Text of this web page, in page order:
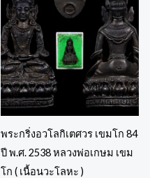
พระกริ่งอวโลกิเตศวร เขมโก 84
ปี พ.ศ. 2538 หลวงพ่อเกษม เขม
โก ( เนื้อนวะโลหะ )